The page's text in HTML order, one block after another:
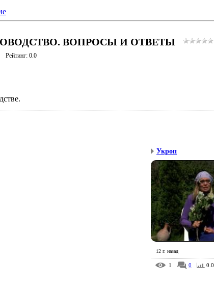
ВОПРОСЫ И ОТВЕТЫ
Рейтинг: 0.0
Укроп
12 г. назад
1 0 0.0